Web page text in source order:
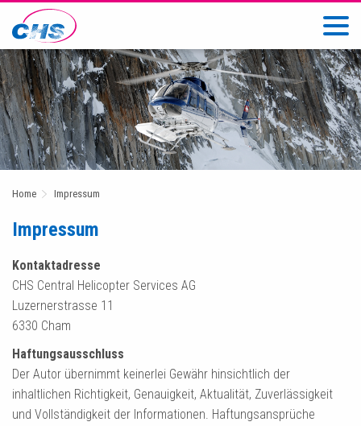
Home Impressum
Impressum
Kontaktadresse
CHS Central Helicopter Services AG
Luzernerstrasse 11
6330 Cham
Haftungsausschluss
Der Autor übernimmt keinerlei Gewähr hinsichtlich der
inhaltlichen Richtigkeit, Genauigkeit, Aktualität, Zuverlässigkeit
und Vollständigkeit der Informationen. Haftungsansprüche